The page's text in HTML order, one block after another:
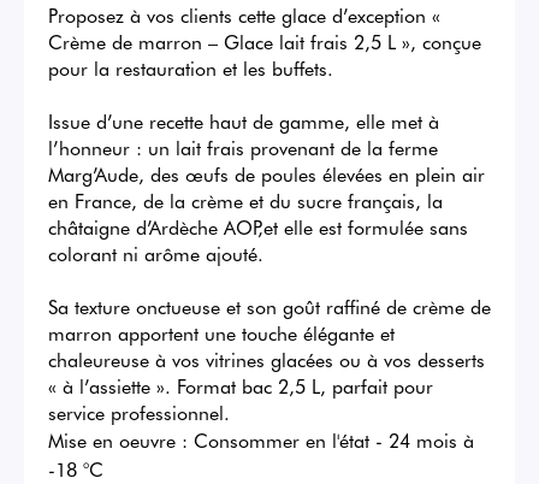
Proposez à vos clients cette glace d’exception «
Crème de marron – Glace lait frais 2,5 L », conçue
pour la restauration et les buffets.
Issue d’une recette haut de gamme, elle met à
l’honneur : un lait frais provenant de la ferme
Marg’Aude, des œufs de poules élevées en plein air
en France, de la crème et du sucre français, la
châtaigne d’Ardèche AOP,et elle est formulée sans
colorant ni arôme ajouté.
Sa texture onctueuse et son goût raffiné de crème de
marron apportent une touche élégante et
chaleureuse à vos vitrines glacées ou à vos desserts
« à l’assiette ». Format bac 2,5 L, parfait pour
service professionnel.
Mise en oeuvre : Consommer en l'état - 24 mois à
-18 °C